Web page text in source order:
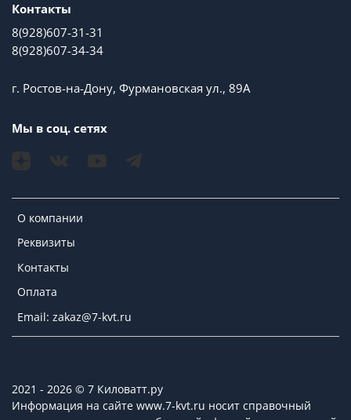
О компании
Реквизиты
Контакты
Оплата
Email: zakaz@7-kvt.ru
Контакты
8(928)607-31-31
8(928)607-34-34
г. Ростов-на-Дону, Фурмановская ул., 89А
Мы в соц. сетях
2021 - 2026 © 7 Киловатт.ру
Информация на сайте www.7-kvt.ru носит справочный